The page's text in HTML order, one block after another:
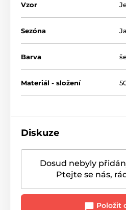
Vzor
Sezóna
Barva
Materiál - složení
Diskuze
Dosud nebyly
Ptejte se nás,
Položit